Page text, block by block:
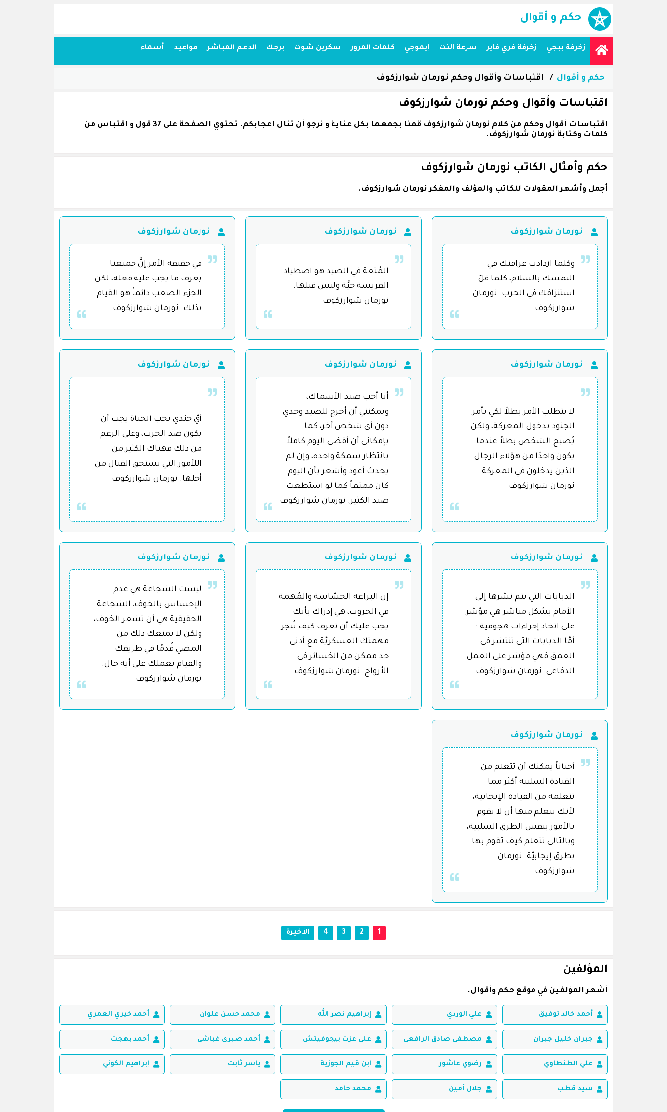
حكم و أقوال
زخرفة ببجي زخرفة فري فاير سرعة النت إيموجي كلمات المرور سكرين شوت برجك الدعم المباشر مواعيد أسماء
حكم و أقوال اقتباسات وأقوال وحكم نورمان شوارزكوف
اقتباسات وأقوال وحكم نورمان شوارزكوف
اقتباسات أقوال وحكم من كلام نورمان شوارزكوف قمنا بجمعها بكل عناية و نرجو أن تنال اعجابكم. تحتوي الصفحة على 37 قول و اقتباس من
كلمات وكتابة نورمان شوارزكوف.
حكم وأمثال الكاتب نورمان شوارزكوف
أجمل وأشهر المقولات للكاتب والمؤلف والمفكر نورمان شوارزكوف.
نورمان شوارزكوف
وكلما ازدادت عراقتك في
التمسك بالسلام، كلما قلّ
استنزافك في الحرب. نورمان
شوارزكوف
نورمان شوارزكوف
المُتعة في الصيد هو اصطياد
الفريسة حيَّة وليس قتلها.
نورمان شوارزكوف
نورمان شوارزكوف
في حقيقة الأمر إنَّ جميعنا
يعرف ما يجب عليه فعلة، لكن
الجزء الصعب دائماً هو القيام
بذلك. نورمان شوارزكوف
نورمان شوارزكوف
لا يتطلب الأمر بطلاً لكي يأمر
الجنود بدخول المعركة، ولكن
يُصبح الشخص بطلاً عندما
يكون واحدًا من هؤلاء الرجال
الذين يدخلون في المعركة.
نورمان شوارزكوف
نورمان شوارزكوف
أنا أحب صيد الأسماك،
ويمكنني أن أخرج للصيد وحدي
دون أي شخص أخر، كما
بإمكاني أن أقضي اليوم كاملاً
بانتظار سمكة واحده، وإن لم
يحدث أعود وأشعر بأن اليوم
كان ممتعاً كما لو استطعت
صيد الكثير. نورمان شوارزكوف
نورمان شوارزكوف
أيّ جندي يحب الحياة يجب أن
يكون ضد الحرب، وعلى الرغم
من ذلك فهناك الكثير من
اللأمور التي تستحق القتال من
أجلها. نورمان شوارزكوف
نورمان شوارزكوف
الدبابات التي يتم نشرها إلى
الأمام بشكل مباشر هي مؤشر
على اتخاذ إجراءات هجومية ؛
أمَّا الدبابات التي تنتشر في
العمق فهي مؤشر على العمل
الدفاعي. نورمان شوارزكوف
نورمان شوارزكوف
إن البراعة الحسّاسة والمُهمة
في الحروب، هي إدراك بأنك
يجب عليك أن تعرف كيف تُنجز
مهمتك العسكريَّة مع أدنى
حد ممكن من الخسائر في
الأرواح. نورمان شوارزكوف
نورمان شوارزكوف
ليست الشجاعة هي عدم
الإحساس بالخوف، الشجاعة
الحقيقية هي أن تشعر الخوف،
ولكن لا يمنعك ذلك من
المضي قُدمًا في طريقك
والقيام بعملك على أية حال.
نورمان شوارزكوف
نورمان شوارزكوف
أحياناً يمكنك أن تتعلم من
القيادة السلبية أكثر مما
تتعلمة من القيادة الإيجابية،
لأنك تتعلم منها أن لا تقوم
بالأمور بنفس الطرق السلبية،
وبالتالي تتعلم كيف تقوم بها
بطرق إيجابيّة. نورمان
شوارزكوف
1
2
3
4 الأخيرة
المؤلفين
أشهر المؤلفين في موقع حكم وأقوال.
أحمد خالد توفيق علي الوردي إبراهيم نصر الله محمد حسن علوان أحمد خيري العمري
جبران خليل جبران مصطفى صادق الرافعي علي عزت بيجوفيتش أحمد صبري غباشي أحمد بهجت
علي الطنطاوي رضوي عاشور ابن قيم الجوزية ياسر ثابت إبراهيم الكوني
سيد قطب جلال أمين محمد حامد